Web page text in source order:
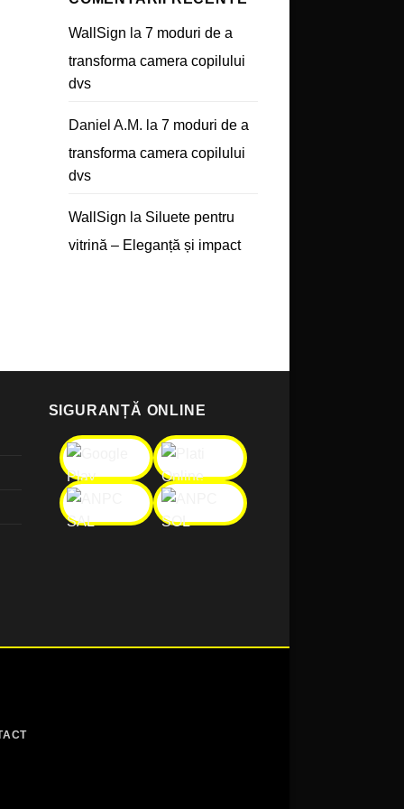
WallSign la 7 moduri de a
transforma camera copilului
dvs
Daniel A.M. la 7 moduri de a
transforma camera copilului
dvs
WallSign la Siluete pentru
vitrină – Eleganță și impact
SIGURANȚĂ ONLINE